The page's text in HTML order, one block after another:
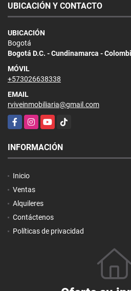
UBICACIÓN Y CONTACTO
UBICACIÓN
Bogotá
Bogotá D.C. - Cundinamarca -
MÓVIL
+573026638338
EMAIL
rviveinmobiliaria@gmail.com
FacebookInstagramYouTubeTikTok
INFORMACIÓN
Inicio
Ventas
Alquileres
Contáctenos
Políticas de privacidad